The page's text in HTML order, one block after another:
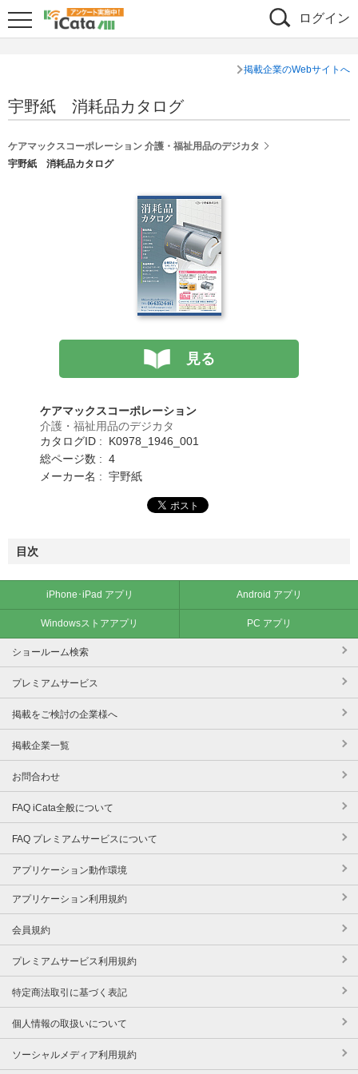
ログイン
掲載企業のWebサイトへ
宇野紙 消耗品カタログ
ケアマックスコーポレーション 介護・福祉用品のデジカタ
宇野紙 消耗品カタログ
見る
ケアマックスコーポレーション
介護・福祉用品のデジカタ
カタログID : K0978_1946_001
総ページ数 : 4
メーカー名 : 宇野紙
目次
iPhone･iPad アプリ Android アプリ
Windowsストアアプリ PC アプリ
ショールーム検索
プレミアムサービス
掲載をご検討の企業様へ
掲載企業一覧
お問合わせ
FAQ iCata全般について
FAQ プレミアムサービスについて
アプリケーション動作環境
アプリケーション利用規約
会員規約
プレミアムサービス利用規約
特定商法取引に基づく表記
個人情報の取扱いについて
ソーシャルメディア利用規約